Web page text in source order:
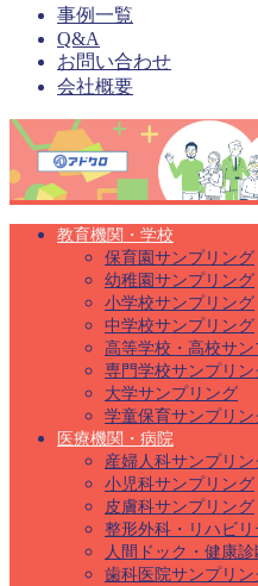
事例一覧
Q&A
お問い合わせ
会社概要
教育機関・学校
保育園サンプリング
幼稚園サンプリング
小学校サンプリング
中学校サンプリング
高等学校・高校サ
専門学校サンプリン
大学サンプリング
学童保育サンプリン
医療機関・病院
産婦人科サンプリン
小児科サンプリング
皮膚科サンプリング
整形外科・リハビ
人間ドック・健康
歯科医院サンプリン